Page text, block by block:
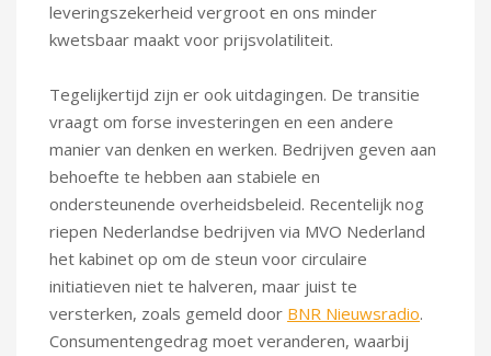
leveringszekerheid vergroot en ons minder
kwetsbaar maakt voor prijsvolatiliteit.
Tegelijkertijd zijn er ook uitdagingen. De transitie
vraagt om forse investeringen en een andere
manier van denken en werken. Bedrijven geven aan
behoefte te hebben aan stabiele en
ondersteunende overheidsbeleid. Recentelijk nog
riepen Nederlandse bedrijven via MVO Nederland
het kabinet op om de steun voor circulaire
initiatieven niet te halveren, maar juist te
versterken, zoals gemeld door BNR Nieuwsradio.
Consumentengedrag moet veranderen, waarbij